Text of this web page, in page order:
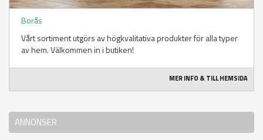
Borås
Vårt sortiment utgörs av högkvalitativa produkter för alla typer
av hem. Välkommen in i butiken!
MER INFO & TILL HEMSIDA
ANNONSER